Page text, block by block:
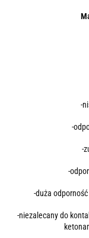
-
-
-
-
-duża
-niezalecany do